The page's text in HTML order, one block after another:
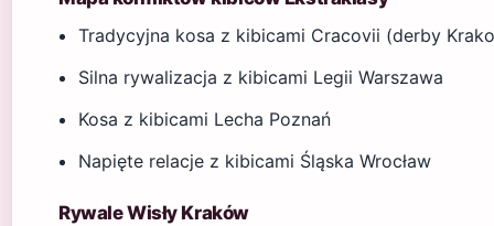
Tradycyjna kosa z kibicami Cracovii (derby
Silna rywalizacja z kibicami Legii Warszawa
Kosa z kibicami Lecha Poznań
Napięte relacje z kibicami Śląska Wrocław
Rywale Wisły Kraków